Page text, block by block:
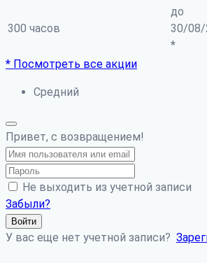
300 часов
до
30/08/
*
* Посмотреть все акции
Средний
Привет, с возвращением!
Не выходить из учетной записи
Забыли?
Войти
У вас еще нет учетной записи?